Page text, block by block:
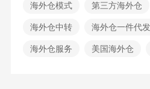
海外仓模式 第三方海外仓
海外仓中转 海外仓一件代发
海外仓服务 美国海外仓